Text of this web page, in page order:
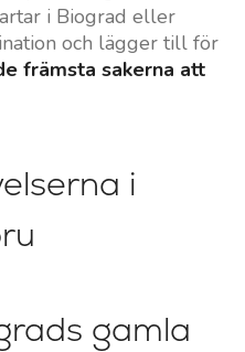
i Biograd eller
och lägger till för
främsta sakerna att
i
gamla